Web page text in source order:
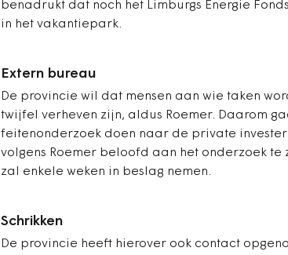
benadrukt dat noch het Limburgs Energie
in het vakantiepark.
Extern bureau
De provincie wil dat mensen aan wie taken
twijfel verheven zijn, aldus Roemer. Daarom
feitenonderzoek doen naar de private
volgens Roemer beloofd aan het onderzoek te
zal enkele weken in beslag nemen.
Schrikken
De provincie heeft hierover ook contact